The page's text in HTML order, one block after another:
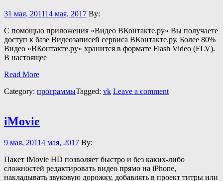
31 мая, 201114 мая, 2017 By:
С помощью приложения «Видео ВКонтакте.ру» Вы получаете
доступ к базе Видеозаписей сервиса ВКонтакте.ру. Более 80%
Видео «ВКонтакте.ру» хранится в формате Flash Video (FLV).
В настоящее
Read More
Category: программыTagged: vk Leave a comment
iMovie
9 мая, 20114 мая, 2017 By:
Пакет iMovie HD позволяет быстро и без каких-либо
сложностей редактировать видео прямо на iPhone,
накладывать звуковую дорожку, добавлять в проект титры или